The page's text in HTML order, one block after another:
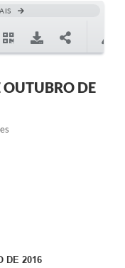
OUTUBRO DE
DE 2016